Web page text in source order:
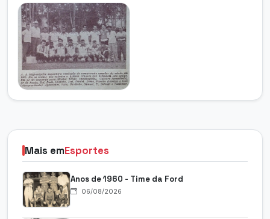
Mais emEsportes
Anos de 1960 - Time da Ford
06/08/2026